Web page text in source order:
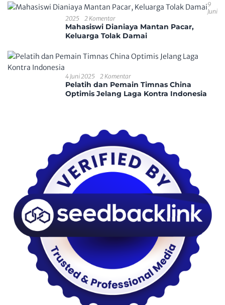
9
Juni
2025
2 Komentar
Mahasiswi Dianiaya Mantan Pacar,
Keluarga Tolak Damai
4 Juni 2025 2 Komentar
Pelatih dan Pemain Timnas China
Optimis Jelang Laga Kontra Indonesia